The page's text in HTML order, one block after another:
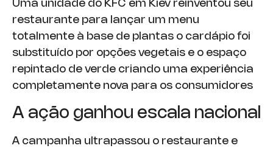
Uma unidade do KFC em Kiev reinventou seu
restaurante para lançar um menu
totalmente à base de plantas o cardápio foi
substituído por opções vegetais e o espaço
repintado de verde criando uma experiência
completamente nova para os consumidores
A ação ganhou escala nacional
A campanha ultrapassou o restaurante e